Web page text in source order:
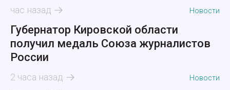
час назад Новости
Губернатор Кировской области
получил медаль Союза журналистов
России
2 часа назад Новости